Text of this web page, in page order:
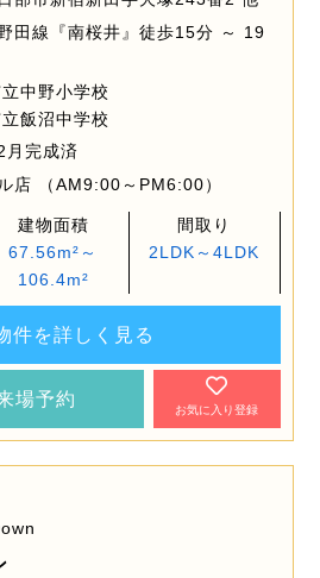
田線『南桜井』徒歩15分 ～ 19
中野小学校
飯沼中学校
月完成済
店 （AM9:00～PM6:00）
建物面積
67.56m²～
106.4m²
間取り
2LDK～4LDK
件を詳しく見る
場予約
お気に入り登録